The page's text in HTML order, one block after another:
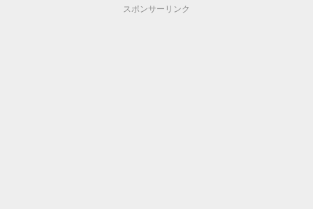
スポンサーリンク